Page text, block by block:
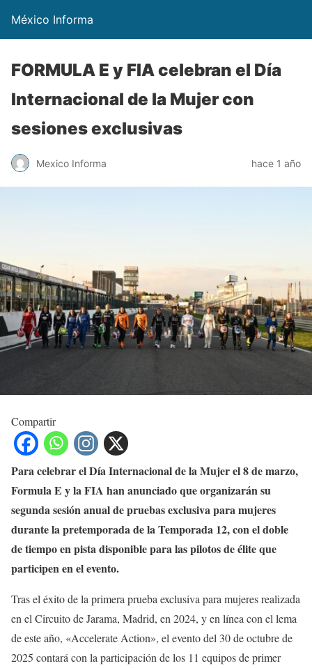
México Informa
FORMULA E y FIA celebran el Día
Internacional de la Mujer con
sesiones exclusivas
Mexico Informa hace 1 año
Compartir
Para celebrar el Día Internacional de la Mujer el 8 de marzo,
Formula E y la FIA han anunciado que organizarán su
segunda sesión anual de pruebas exclusiva para mujeres
durante la pretemporada de la Temporada 12, con el doble
de tiempo en pista disponible para las pilotos de élite que
participen en el evento.
Tras el éxito de la primera prueba exclusiva para mujeres realizada
en el Circuito de Jarama, Madrid, en 2024, y en línea con el lema
de este año, «Accelerate Action», el evento del 30 de octubre de
2025 contará con la participación de los 11 equipos de primer